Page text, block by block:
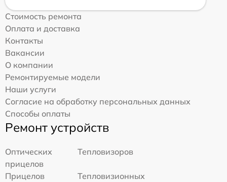
Стоимость ремонта
Оплата и доставка
Контакты
Вакансии
О компании
Ремонтируемые модели
Наши услуги
Согласие на обработку персональных данных
Способы оплаты
Ремонт устройств
Оптических
прицелов
Тепловизоров
Прицелов
Тепловизионных